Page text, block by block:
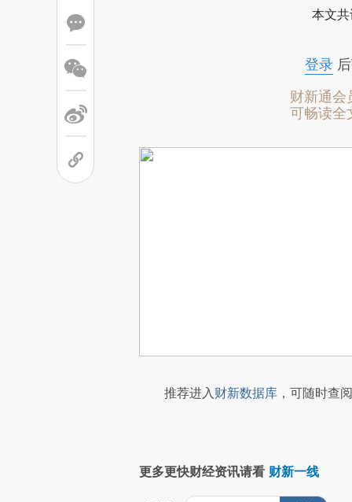
本文共
登录后
财新通会
可畅读全
推荐进入财新数据库 ，可随时查
更多更快财经资讯请看 财新一线